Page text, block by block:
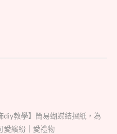
diy教學】簡易蝴蝶結摺紙，為
愛繽紛｜愛禮物